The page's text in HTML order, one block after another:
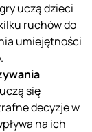
uczą dzieci
ruchów do
umiejętności
się
decyzje w
na ich